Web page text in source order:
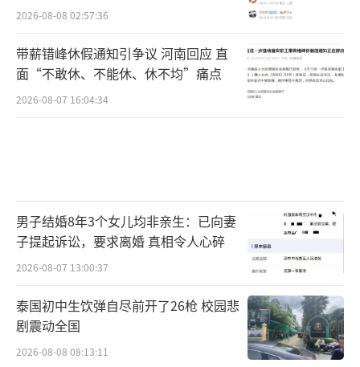
2026-08-08 02:57:36
带薪错峰休假通知引争议 河南回应 直
面“不敢休、不能休、休不均”痛点
2026-08-07 16:04:34
男子结婚8年3个女儿均非亲生：已向妻
子提起诉讼，要求离婚 真相令人心碎
2026-08-07 13:00:37
泰国初中生饮弹自尽前开了26枪 校园悲
剧震动全国
2026-08-08 08:13:11